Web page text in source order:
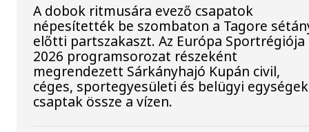
A dobok ritmusára evező csapatok
népesítették be szombaton a Tagore
előtti partszakaszt. Az Európa Sportrégiója
2026 programsorozat részeként
megrendezett Sárkányhajó Kupán civil,
céges, sportegyesületi és belügyi egységek
csaptak össze a vízen.